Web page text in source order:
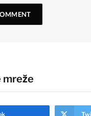
mreže